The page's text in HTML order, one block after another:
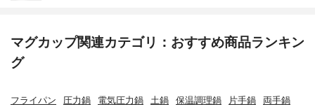
マグカップ関連カテゴリ：おすすめ商品ランキン
グ
フライパン 圧力鍋 電気圧力鍋 土鍋 保温調理鍋 片手鍋 両手鍋